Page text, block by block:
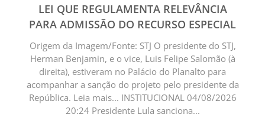
LEI QUE REGULAMENTA RELEVÂNCIA
PARA ADMISSÃO DO RECURSO ESPECIAL
Origem da Imagem/Fonte: STJ O presidente do STJ,
Herman Benjamin, e o vice, Luis Felipe Salomão (à
direita), estiveram no Palácio do Planalto para
acompanhar a sanção do projeto pelo presidente da
República. Leia mais... INSTITUCIONAL 04/08/2026
20:24 Presidente Lula sanciona...